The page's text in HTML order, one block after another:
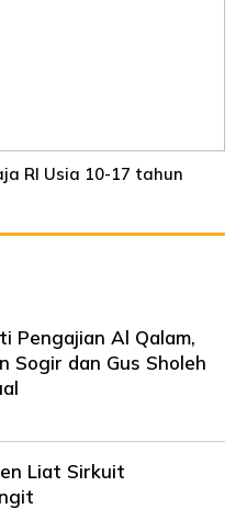
RI Usia 10-17 tahun
Pengajian Al Qalam,
Sogir dan Gus Sholeh
Liat Sirkuit